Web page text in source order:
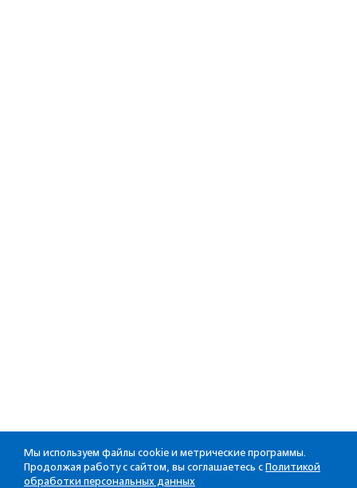
Мы используем файлы cookie и метрические программы.
Продолжая работу с сайтом, вы соглашаетесь с Политикой
обработки персональных данных